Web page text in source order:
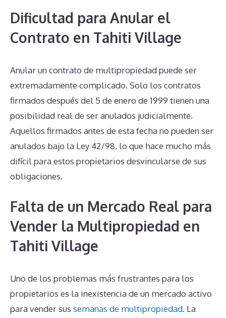
Dificultad para Anular el
Contrato en Tahiti Village
Anular un contrato de multipropiedad puede ser
extremadamente complicado. Solo los contratos
firmados después del 5 de enero de 1999 tienen una
posibilidad real de ser anulados judicialmente.
Aquellos firmados antes de esta fecha no pueden ser
anulados bajo la Ley 42/98, lo que hace mucho más
difícil para estos propietarios desvincularse de sus
obligaciones.
Falta de un Mercado Real para
Vender la Multipropiedad en
Tahiti Village
Uno de los problemas más frustrantes para los
propietarios es la inexistencia de un mercado activo
para vender sus semanas de multipropiedad. La